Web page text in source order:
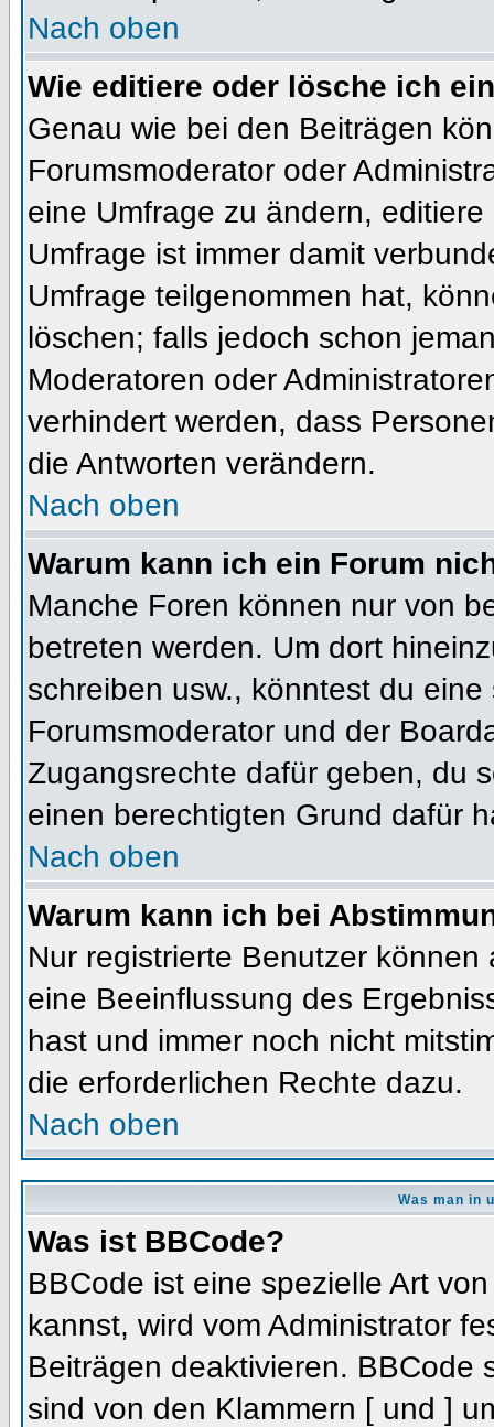
Nach oben
Wie editiere oder lösche ich
Genau wie bei den Beiträgen
Forumsmoderator oder
eine Umfrage zu ändern,
Umfrage ist immer damit
Umfrage teilgenommen hat,
löschen; falls jedoch schon
Moderatoren oder
verhindert werden, dass
die Antworten verändern.
Nach oben
Warum kann ich ein Forum
Manche Foren können nur von
betreten werden. Um dort
schreiben usw., könntest du
Forumsmoderator und der
Zugangsrechte dafür geben, du
einen berechtigten Grund dafür
Nach oben
Warum kann ich bei
Nur registrierte Benutzer
eine Beeinflussung des
hast und immer noch nicht
die erforderlichen Rechte dazu.
Nach oben
Was man in
Was ist BBCode?
BBCode ist eine spezielle Art
kannst, wird vom Administrator
Beiträgen deaktivieren. BBCode
sind von den Klammern [ und ]